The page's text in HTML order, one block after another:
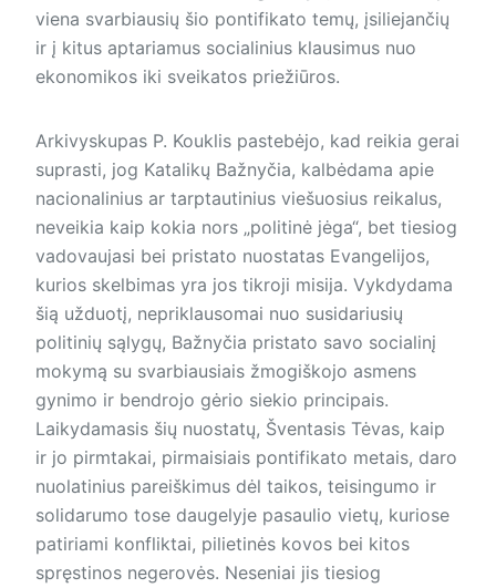
viena svarbiausių šio pontifikato temų, įsiliejančių
ir į kitus aptariamus socialinius klausimus nuo
ekonomikos iki sveikatos priežiūros.
Arkivyskupas P. Kouklis pastebėjo, kad reikia gerai
suprasti, jog Katalikų Bažnyčia, kalbėdama apie
nacionalinius ar tarptautinius viešuosius reikalus,
neveikia kaip kokia nors „politinė jėga“, bet tiesiog
vadovaujasi bei pristato nuostatas Evangelijos,
kurios skelbimas yra jos tikroji misija. Vykdydama
šią užduotį, nepriklausomai nuo susidariusių
politinių sąlygų, Bažnyčia pristato savo socialinį
mokymą su svarbiausiais žmogiškojo asmens
gynimo ir bendrojo gėrio siekio principais.
Laikydamasis šių nuostatų, Šventasis Tėvas, kaip
ir jo pirmtakai, pirmaisiais pontifikato metais, daro
nuolatinius pareiškimus dėl taikos, teisingumo ir
solidarumo tose daugelyje pasaulio vietų, kuriose
patiriami konfliktai, pilietinės kovos bei kitos
spręstinos negerovės. Neseniai jis tiesiog